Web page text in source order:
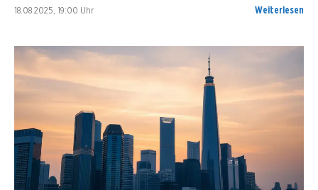
18.08.2025, 19:00 Uhr Weiterlesen